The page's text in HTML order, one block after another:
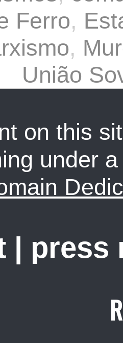
Ferro,
,
União
on this
under
press